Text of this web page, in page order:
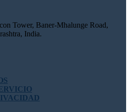
Tower, Baner-Mhalunge Road,
India.